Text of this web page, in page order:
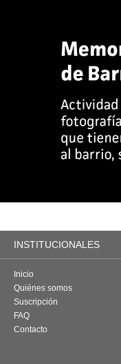
INSTITUCIONALES
Inicio
Quiénes somos
Suscripción
FAQ
Contacto